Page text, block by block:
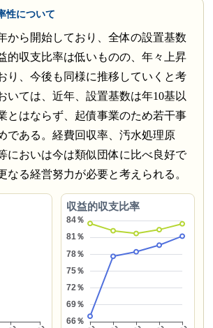
性について
から開始しており、全体の設置基数
的収支比率は低いものの、年々上昇
り、今後も同様に推移していくと考
いては、近年、設置基数は年10基以
とはならず、起債事業のため若干事
である。経費回収率、汚水処理原
においは今は類似団体に比べ良好で
なる経営努力が必要と考えられる。
収益的収支比率